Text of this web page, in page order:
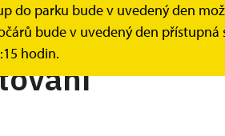
do parku bude v uvedený den
bude v uvedený den přístupná
hodin.